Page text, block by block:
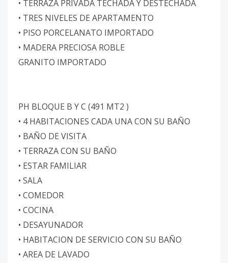
• TERRAZA PRIVADA TECHADA Y DESTECHADA
• TRES NIVELES DE APARTAMENTO
• PISO PORCELANATO IMPORTADO
• MADERA PRECIOSA ROBLE
GRANITO IMPORTADO
PH BLOQUE B Y C (491 MT2 )
• 4 HABITACIONES CADA UNA CON SU BAÑO
• BAÑO DE VISITA
• TERRAZA CON SU BAÑO
• ESTAR FAMILIAR
• SALA
• COMEDOR
• COCINA
• DESAYUNADOR
• HABITACION DE SERVICIO CON SU BAÑO
• AREA DE LAVADO